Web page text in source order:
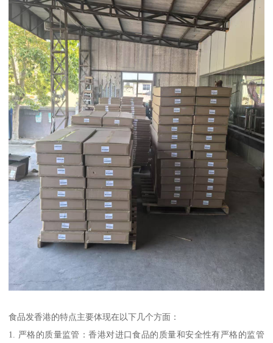
食品发香港的特点主要体现在以下几个方面：
1. 严格的质量监管：香港对进口食品的质量和安全性有严格的监管